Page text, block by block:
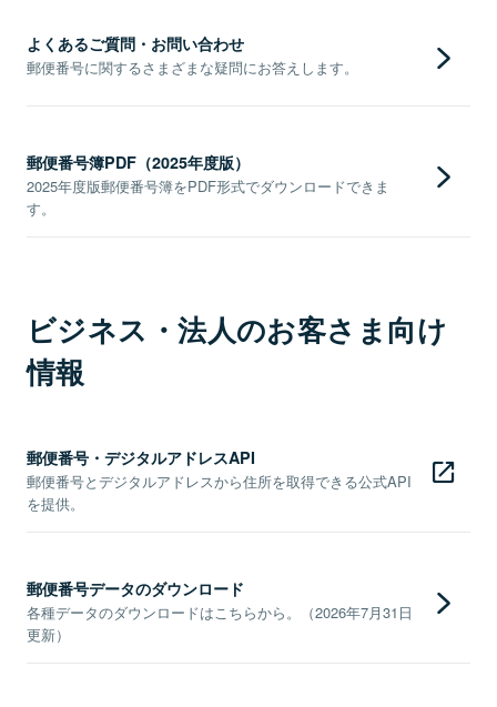
よくあるご質問・お問い合わせ
郵便番号に関するさまざまな疑問にお答えします。
郵便番号簿PDF（2025年度版）
2025年度版郵便番号簿をPDF形式でダウンロードできま
す。
ビジネス・法人のお客さま向け
情報
郵便番号・デジタルアドレスAPI
郵便番号とデジタルアドレスから住所を取得できる公式API
を提供。
郵便番号データのダウンロード
各種データのダウンロードはこちらから。（2026年7月31日
更新）